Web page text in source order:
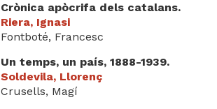
Crònica apòcrifa dels catalans.
Riera, Ignasi
Fontboté, Francesc
Un temps, un país, 1888-1939.
Soldevila, Llorenç
Crusells, Magí